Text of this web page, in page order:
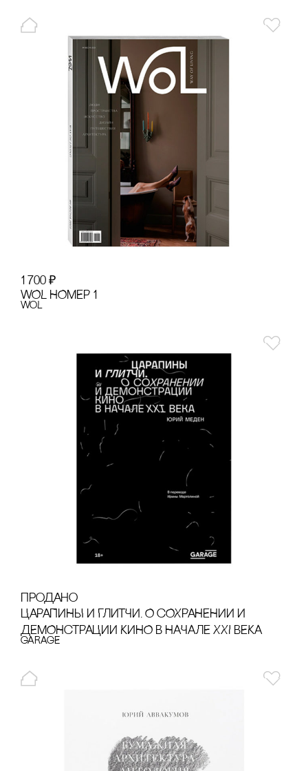
1 700 ₽
WOL НОМЕР 1
WoL
продано
ЦАРАПИНЫ И ГЛИТЧИ. О сОХРАНЕНИИ И
ДЕМОНсТРАЦИИ КИНО В НАЧАЛЕ XXI ВЕКА
GARAGE